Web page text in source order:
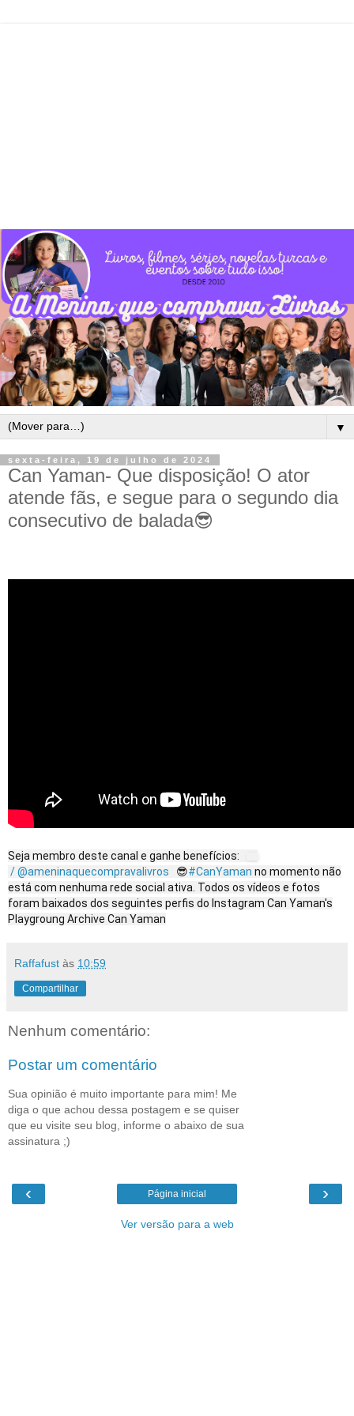
▼
sexta-feira, 19 de julho de 2024
Can Yaman- Que disposição! O ator
atende fãs, e segue para o segundo dia
consecutivo de balada😎
Seja membro deste canal e ganhe benefícios:
/ @ameninaquecompravalivros
😎#CanYaman no momento não
está com nenhuma rede social ativa. Todos os vídeos e fotos
foram baixados dos seguintes perfis do Instagram Can Yaman's
Playgroung Archive Can Yaman
Raffafust às 10:59
Compartilhar
Nenhum comentário:
Postar um comentário
Sua opinião é muito importante para mim! Me
diga o que achou dessa postagem e se quiser
que eu visite seu blog, informe o abaixo de sua
assinatura ;)
‹ ›
Página inicial
Ver versão para a web